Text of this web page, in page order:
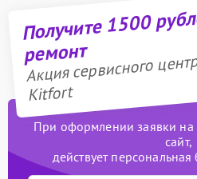
Получите 1500
ремонт
Акция сервисного
Kitfort
При оформлении заявки на
сайт,
действует